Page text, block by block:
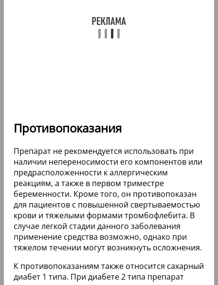
Противопоказания
Препарат не рекомендуется использовать при
наличии непереносимости его компонентов или
предрасположенности к аллергическим
реакциям, а также в первом триместре
беременности. Кроме того, он противопоказан
для пациентов с повышенной свертываемостью
крови и тяжелыми формами тромбофлебита. В
случае легкой стадии данного заболевания
применение средства возможно, однако при
тяжелом течении могут возникнуть осложнения.
К противопоказаниям также относится сахарный
диабет 1 типа. При диабете 2 типа препарат